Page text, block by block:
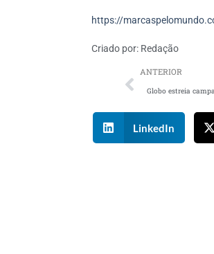
https://
Criado por: Redação
ANTERIOR
LinkedIn